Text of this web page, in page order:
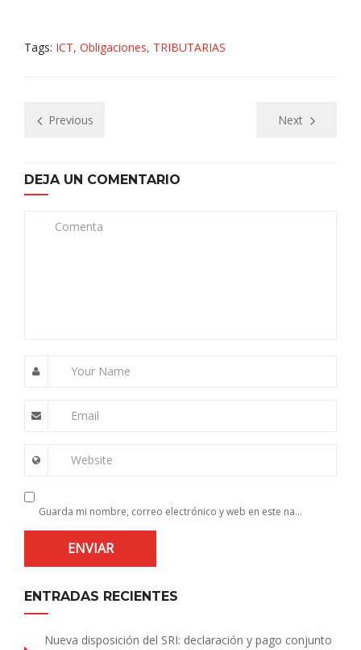
Tags: ICT, Obligaciones, TRIBUTARIAS
Previous Next
DEJA UN COMENTARIO
Comenta
Your Name
Email
Website
Guarda mi nombre, correo electrónico y web en este navegador para la próxima vez que comente.
ENTRADAS RECIENTES
Nueva disposición del SRI: declaración y pago conjunto